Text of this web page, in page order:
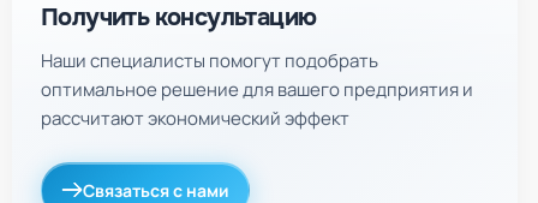
Получить консультацию
Наши специалисты помогут подобрать
оптимальное решение для вашего предприятия и
рассчитают экономический эффект
Связаться с нами